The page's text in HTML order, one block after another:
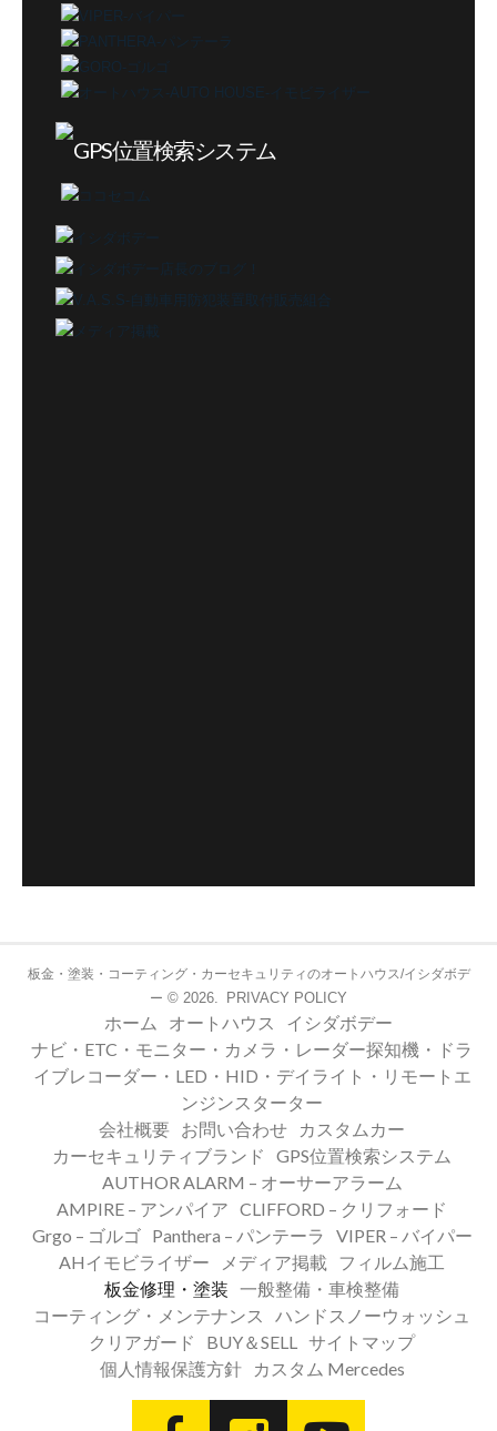
板金・塗装・コーティング・カーセキュリティのオートハウス/イシダボデ
ー © 2026. PRIVACY POLICY
ホーム オートハウス
イシダボデー
ナビ・ETC・モニター・カメラ・レーダー探知機・ドラ
イブレコーダー・LED・HID・デイライト・リモートエ
ンジンスターター
会社概要 お問い合わせ
カスタムカー
カーセキュリティブランド
GPS位置検索システム
AUTHOR ALARM – オーサーアラーム
AMPIRE – アンパイア CLIFFORD – クリフォード
Grgo – ゴルゴ
Panthera – パンテーラ
VIPER – バイパー
AHイモビライザー
メディア掲載
フィルム施工
板金修理・塗装 一般整備・車検整備
コーティング・メンテナンス
ハンドスノーウォッシュ
クリアガード
BUY＆SELL サイトマップ
個人情報保護方針
カスタム Mercedes